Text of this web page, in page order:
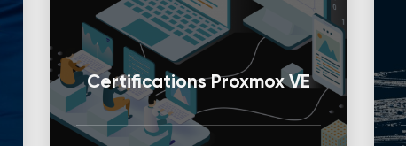
Certifications Proxmox VE